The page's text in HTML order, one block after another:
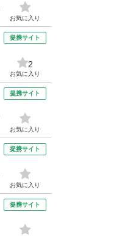
お気に入り
提携サイト
2
お気に入り
提携サイト
お気に入り
提携サイト
お気に入り
提携サイト